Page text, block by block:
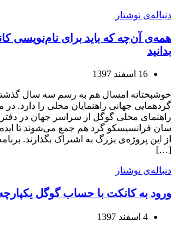
دنباله‌ی نوشتار
بدانید
16 اسفند 1397
خوشبختانه امسال هم به رسم سه سال
راهنمای محلی گوگل از سراسر جهان در
سان فرانسیسکو گرد هم جمع می‌شوند تا
[…]
دنباله‌ی نوشتار
ورود به کانکت با حساب گوگل
4 اسفند 1397